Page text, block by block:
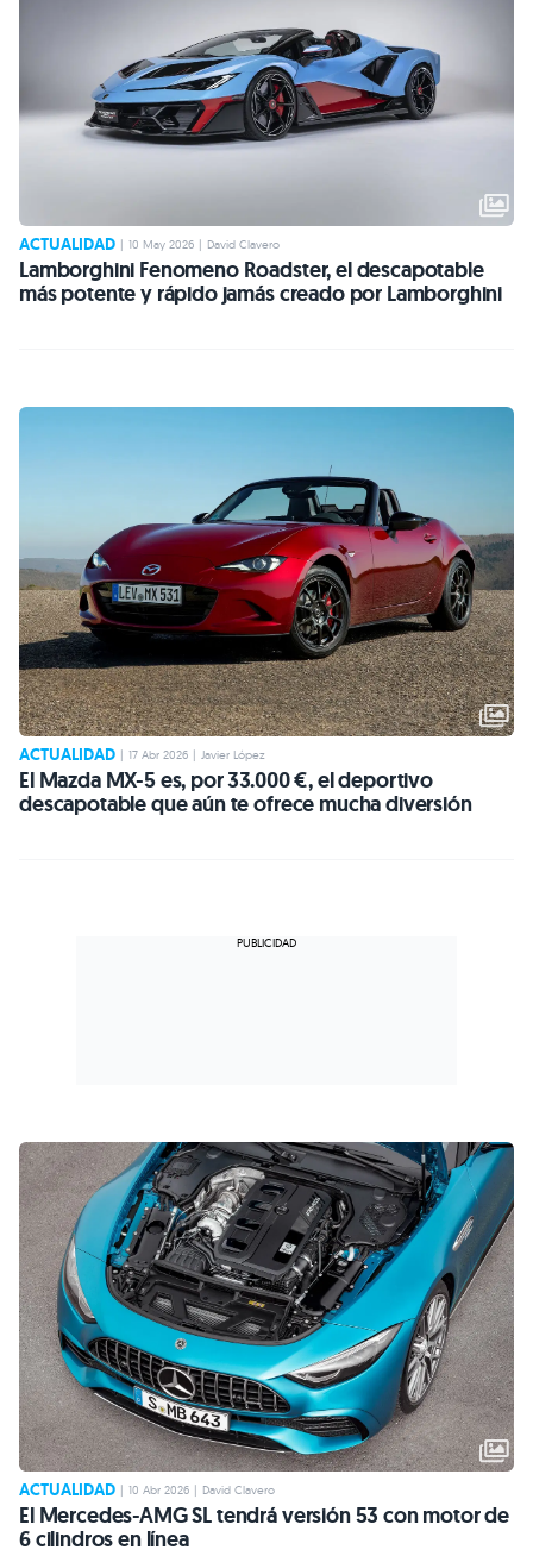
ACTUALIDAD | 10 May 2026 | David Clavero
Lamborghini Fenomeno Roadster, el descapotable
más potente y rápido jamás creado por Lamborghini
ACTUALIDAD | 17 Abr 2026 | Javier López
El Mazda MX-5 es, por 33.000 €, el deportivo
descapotable que aún te ofrece mucha diversión
ACTUALIDAD | 10 Abr 2026 | David Clavero
El Mercedes-AMG SL tendrá versión 53 con motor de
6 cilindros en línea